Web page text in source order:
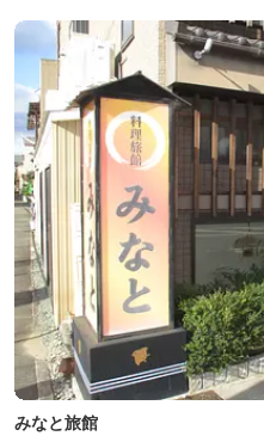
みなと旅館